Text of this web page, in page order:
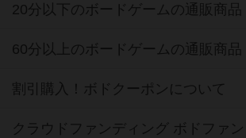
20分以下のボードゲームの通販商品
60分以上のボードゲームの通販商品
割引購入！ボドクーポンについて
クラウドファンディング ボドファン